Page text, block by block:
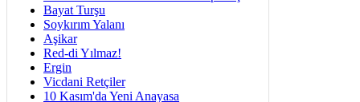
Bayat Turşu
Soykırım Yalanı
Aşikar
Red-di Yılmaz!
Ergin
Vicdani Retçiler
10 Kasım'da Yeni Anayasa